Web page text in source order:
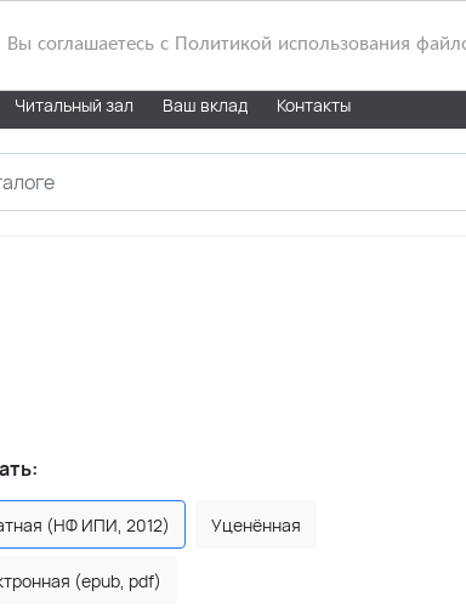
соглашаетесь с Политикой использования
Читальный зал Ваш вклад Контакты
(НФ ИПИ, 2012) Уценённая
(epub, pdf)